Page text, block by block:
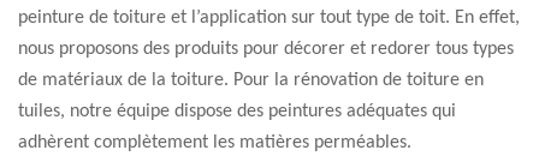
peinture de toiture et l’application sur tout type de toit. En effet,
nous proposons des produits pour décorer et redorer tous types
de matériaux de la toiture. Pour la rénovation de toiture en
tuiles, notre équipe dispose des peintures adéquates qui
adhèrent complètement les matières perméables.